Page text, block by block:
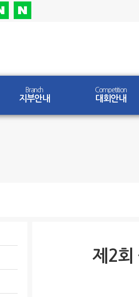
Branch
지부안내
Competition
대회안내
제2회